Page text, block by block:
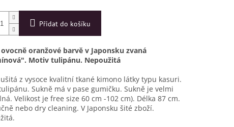
Přidat do košíku
oranžové barvě v Japonsku zvaná
Motiv tulipánu. Nepoužitá
z vysoce kvalitní tkané kimono látky typu kasuri.
Sukně má v pase gumičku. Sukně je velmi
Velikost je free size 60 cm -102 cm). Délka 87 cm.
nebo dry cleaning. V Japonsku šité zboží.